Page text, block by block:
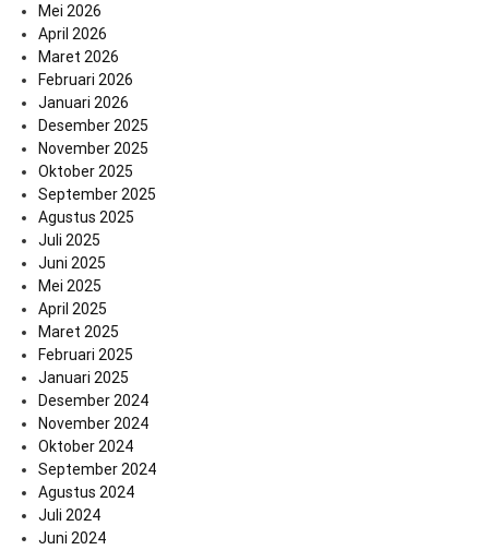
Mei 2026
April 2026
Maret 2026
Februari 2026
Januari 2026
Desember 2025
November 2025
Oktober 2025
September 2025
Agustus 2025
Juli 2025
Juni 2025
Mei 2025
April 2025
Maret 2025
Februari 2025
Januari 2025
Desember 2024
November 2024
Oktober 2024
September 2024
Agustus 2024
Juli 2024
Juni 2024